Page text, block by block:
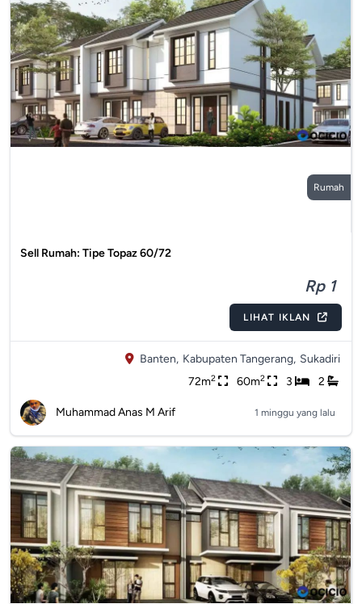
Rumah
Sell Rumah: Tipe Topaz 60/72
Rp 1
LIHAT IKLAN
Banten, Kabupaten Tangerang, Sukadiri
72m2 60m2 3 2
Muhammad Anas M Arif 1 minggu yang lalu